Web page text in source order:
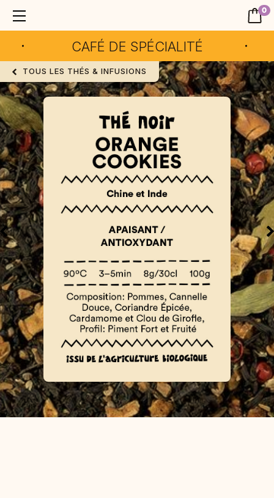
0
CAFÉ DE SPÉCIALITÉ
TOUS LES THÉS & INFUSIONS